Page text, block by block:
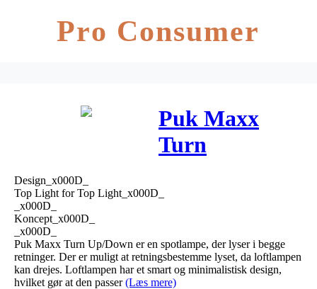
Pro Consumer
Puk Maxx
Turn
Loftlampe
Light
Design_x000D_
Top Light for Top Light_x000D_
_x000D_
Koncept_x000D_
_x000D_
Puk Maxx Turn Up/Down er en spotlampe, der lyser i begge
retninger. Der er muligt at retningsbestemme lyset, da loftlampen
kan drejes. Loftlampen har et smart og minimalistisk design,
hvilket gør at den passer(Læs mere)